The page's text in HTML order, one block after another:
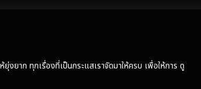
ยาก ทุกเรื่องที่เป็นกระแสเราจัดมาให้ครบ เพื่อให้การ ดู